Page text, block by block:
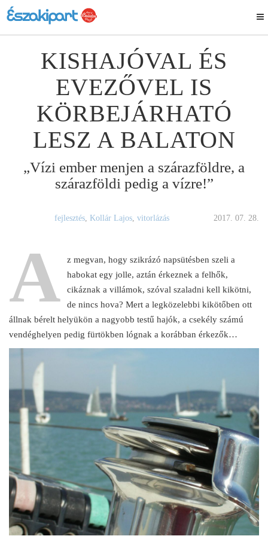
KISHAJÓVAL ÉS
EVEZŐVEL IS
KÖRBEJÁRHATÓ
LESZ A BALATON
„Vízi ember menjen a szárazföldre, a
szárazföldi pedig a vízre!”
fejlesztés, Kollár Lajos, vitorlázás 2017. 07. 28.
A
z megvan, hogy szikrázó napsütésben szeli a
habokat egy jolle, aztán érkeznek a felhők,
cikáznak a villámok, szóval szaladni kell kikötni,
de nincs hova? Mert a legközelebbi kikötőben ott
állnak bérelt helyükön a nagyobb testű hajók, a csekély számú
vendéghelyen pedig fürtökben lógnak a korábban érkezők…